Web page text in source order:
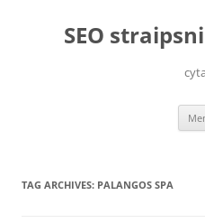
contentSEO
TAG ARCHIVES: PALANGOS SPA